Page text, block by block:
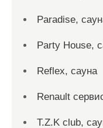
Paradise,
Party House,
Reflex, сауна
Renault
T.Z.K club,